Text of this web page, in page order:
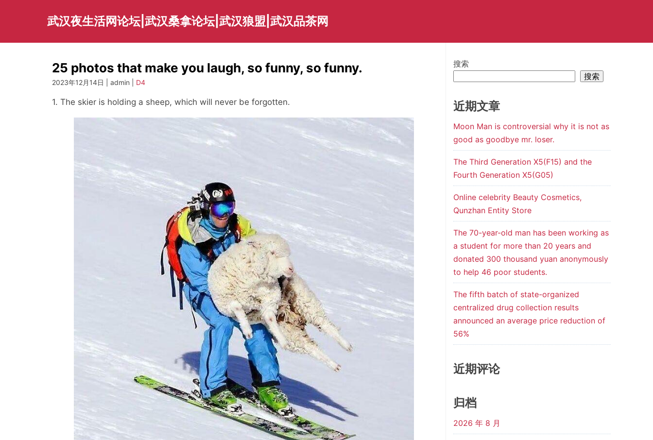
武汉夜生活网论坛|武汉桑拿论坛|武汉狼盟|武汉品茶网
25 photos that make you laugh, so funny, so funny.
2023年12月14日 | admin | D4
1. The skier is holding a sheep, which will never be forgotten.
搜索
搜索
近期文章
Moon Man is controversial why it is not as
good as goodbye mr. loser.
The Third Generation X5(F15) and the
Fourth Generation X5(G05)
Online celebrity Beauty Cosmetics,
Qunzhan Entity Store
The 70-year-old man has been working as
a student for more than 20 years and
donated 300 thousand yuan anonymously
to help 46 poor students.
The fifth batch of state-organized
centralized drug collection results
announced an average price reduction of
56%
近期评论
归档
2026 年 8 月